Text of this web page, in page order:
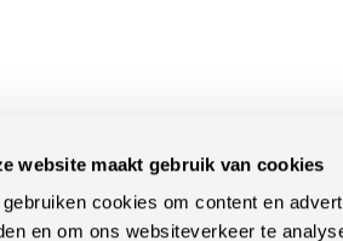
website maakt gebruik van cookies
gebruiken cookies om content en
en om ons websiteverkeer te